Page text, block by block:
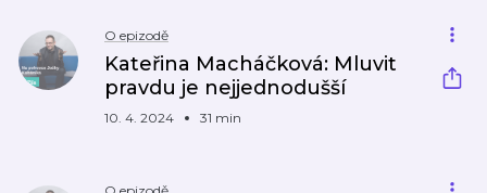
O epizodě
Kateřina Macháčková: Mluvit
pravdu je nejjednodušší
10. 4. 2024 31 min